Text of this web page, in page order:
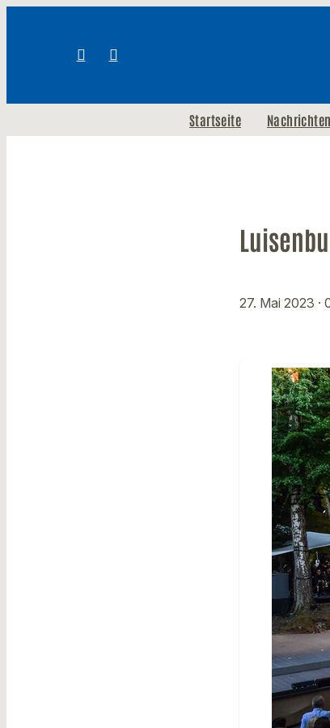
Startseite Nachrichten
27. Mai 2023 ·